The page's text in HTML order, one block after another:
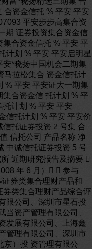
合资金信托 % 平安 平安
平安步步高集合资
期 证券投资集合资金信
合资金信托 % 平安 平
计划 % 平安 平安启明星
安*晓扬中国机会二期集
马拉松集合 资金信托计
% 平安 平安证大一期集
合资金信 托计划 % 平
计划 % 平安 平安
信托计划 % 平安 平安价
托证券投资 2 号集 合
信托公司 产品名称 净
中诚信托证券投资 5 号
近期研究报告及摘要 
年 6 月）》  参与
券类集合理财产品和
券类集合理财产品综合评
限公司、深圳市星石投
当资产管理有限公司、
发展有限公司、上海鑫
管理有限公司、深圳市
京）投 资管理有限公